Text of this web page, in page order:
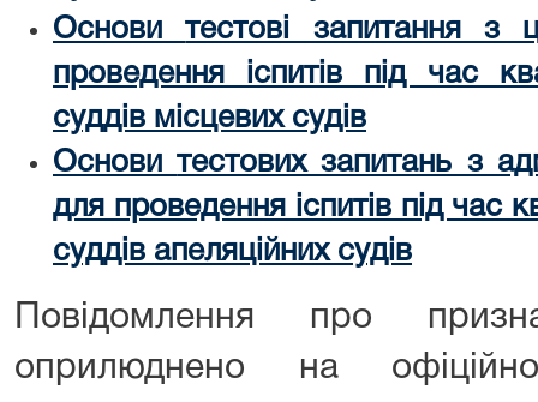
Основитестові запитання з
проведення іспитів під час
суддів місцевих судів
Основитестових запитань з
для проведення іспитів під час
суддів апеляційних судів
Повідомлення про
оприлюднено на